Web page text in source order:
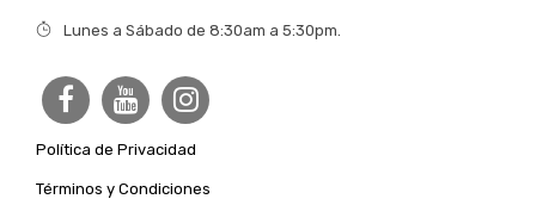
Lunes a Sábado de 8:30am a 5:30pm.
Política de Privacidad
Términos y Condiciones